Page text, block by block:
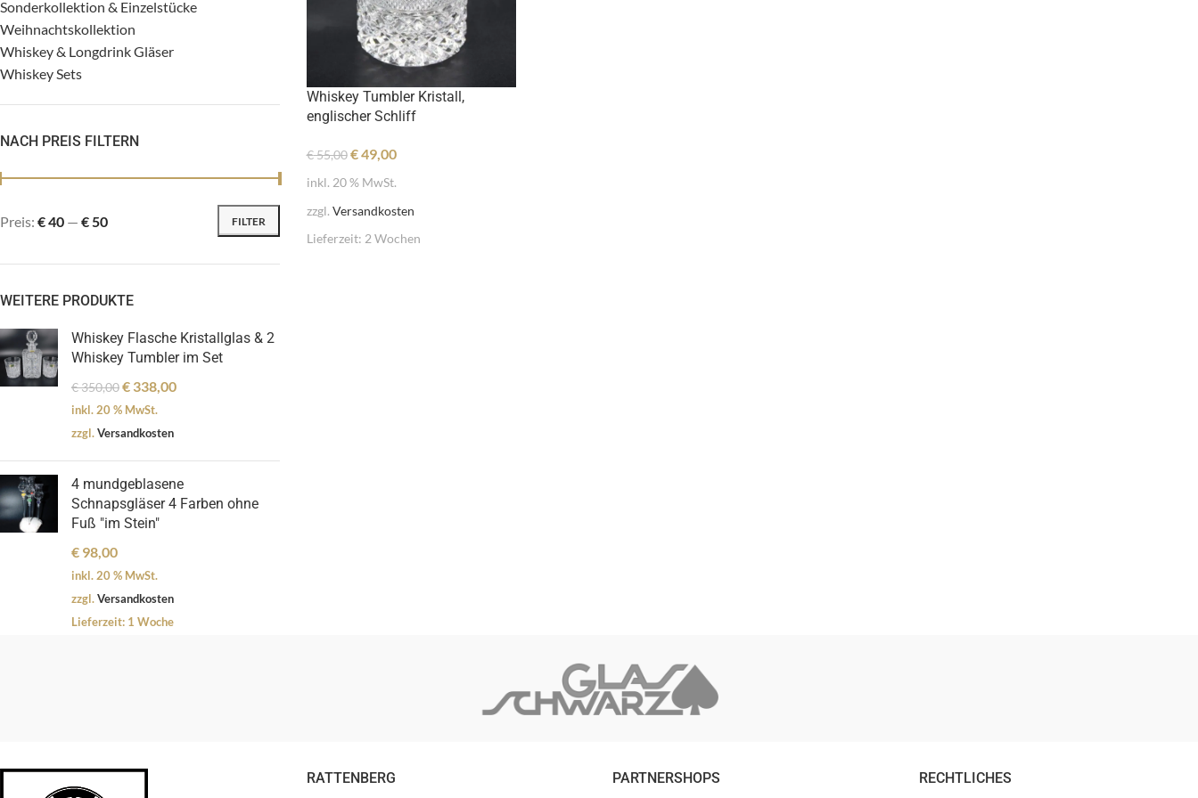
Sonderkollektion & Einzelstücke
Weihnachtskollektion
Whiskey & Longdrink Gläser
Whiskey Sets
NACH PREIS FILTERN
FILTER
Preis: € 40 — € 50
WEITERE PRODUKTE
Whiskey Flasche Kristallglas & 2
Whiskey Tumbler im Set
€350,00€ 338,00
inkl. 20 % MwSt.
zzgl.Versandkosten
4 mundgeblasene
Schnapsgläser 4 Farben ohne
Fuß "im Stein"
€ 98,00
inkl. 20 % MwSt.
zzgl.Versandkosten
Lieferzeit: 1 Woche
Whiskey Tumbler Kristall,
englischer Schliff
€55,00 €49,00
inkl. 20 % MwSt.
zzgl. Versandkosten
Lieferzeit: 2 Wochen
RATTENBERG PARTNERSHOPS RECHTLICHES